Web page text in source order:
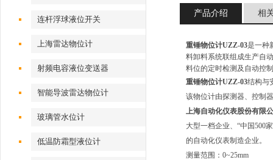
连杆浮球液位开关
上海雷达物位计
射频电容液位变送器
智能导波雷达物位计
玻璃管水位计
低温防霜型液位计
产品介绍 相
重锤物位计UZZ-03是一种
料卸料系统联组成生产自
料位的定时检测及自动控
重锤物位计UZZ-03结构与
该物位计由探测器、控制
上海自动化仪表股份有限
大型一档企业、“中国500
的自动化仪表制造企业。
测量范围：0~25mm